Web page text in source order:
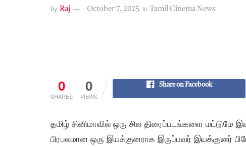
by Raj October 7, 2025 in Tamil Cinema News
0
SHARES
0
VIEWS
Share on Facebook
தமிழ் சினிமாவில் ஒரு சில திரைப்படங்களை
பிரபலமான ஒரு இயக்குனராக இருப்பவர் இயக்குனர்